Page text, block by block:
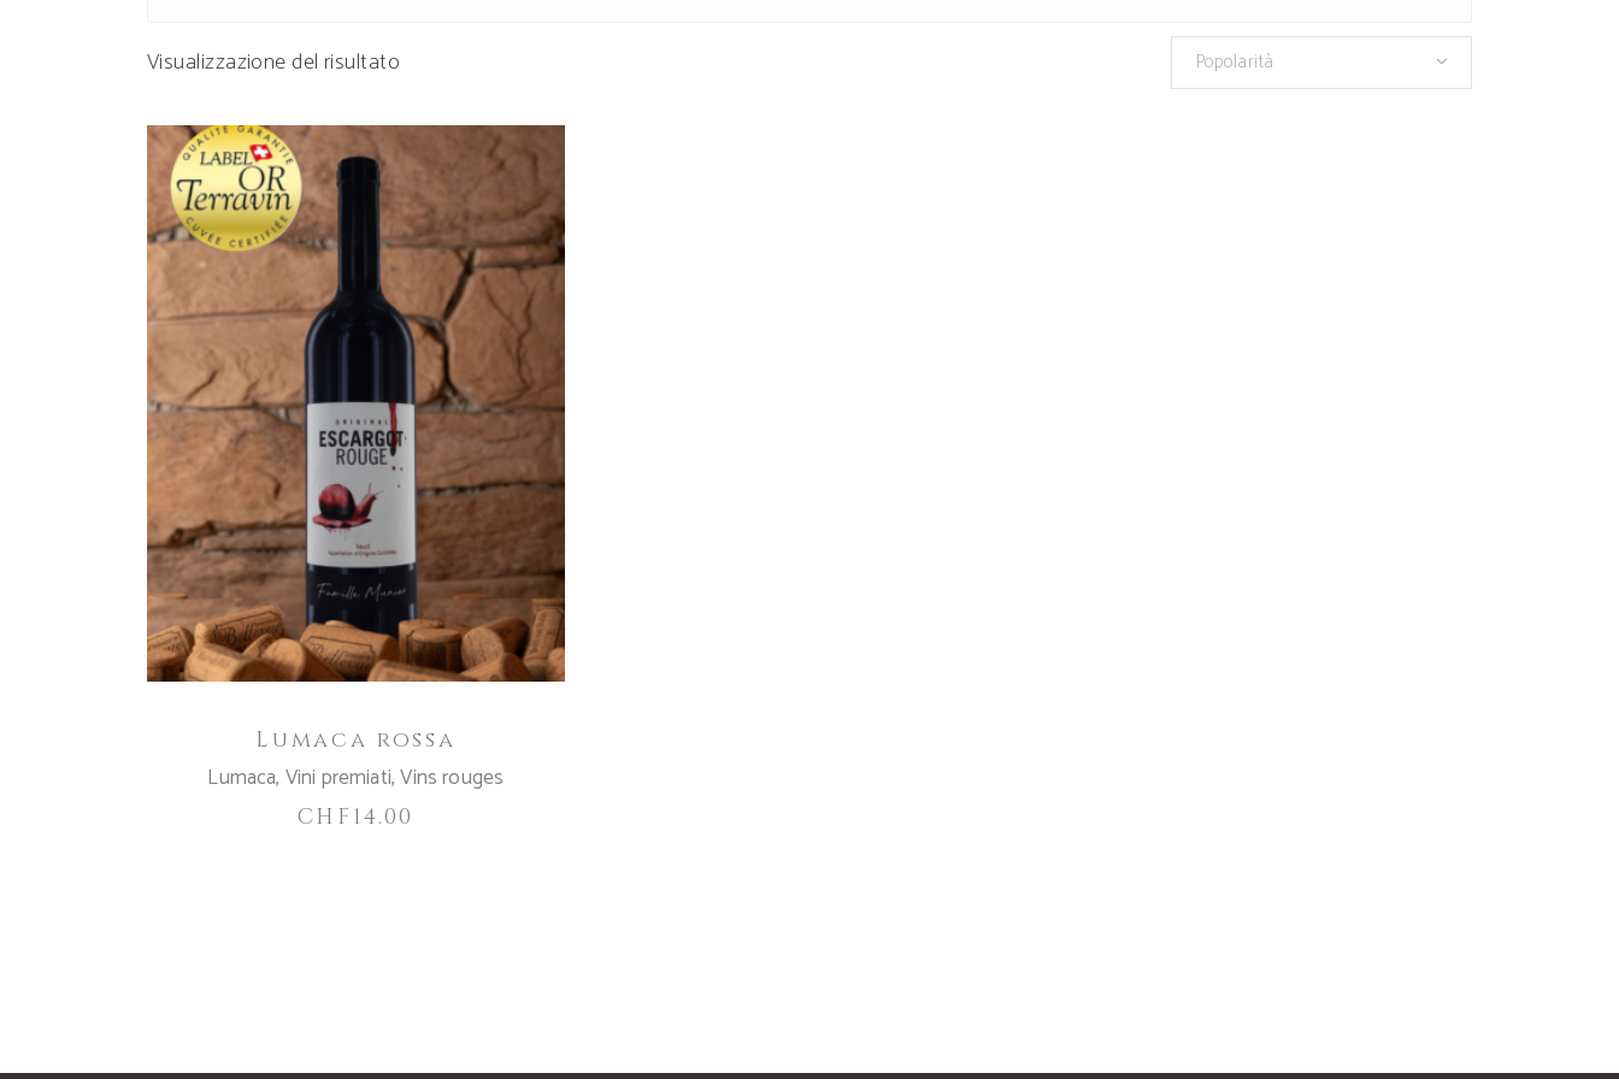
Visualizzazione del risultato Popolarità
AGGIUNGI AL CARRELLO
Lumaca rossa
Lumaca, Vini premiati,Vins rouges
CHF 14.00